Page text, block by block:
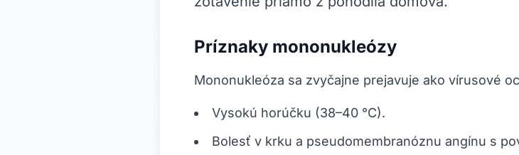
Príznaky mononukleózy
Mononukleóza sa zvyčajne prejavuje ako vírusové
Vysokú horúčku (38–40 °C).
Bolesť v krku a pseudomembranóznu angínu s